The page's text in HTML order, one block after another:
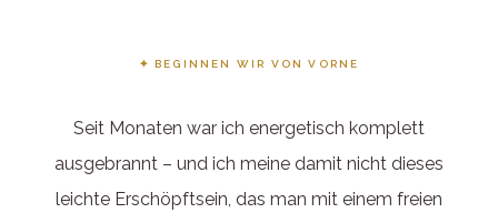
✦ BEGINNEN WIR VON VORNE
Seit Monaten war ich energetisch komplett
ausgebrannt – und ich meine damit nicht dieses
leichte Erschöpftsein, das man mit einem freien